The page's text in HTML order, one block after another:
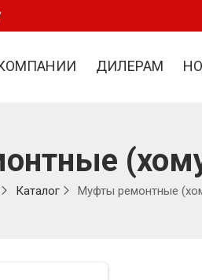
ДИЛЕРАМ
Каталог Муфты ремонтные